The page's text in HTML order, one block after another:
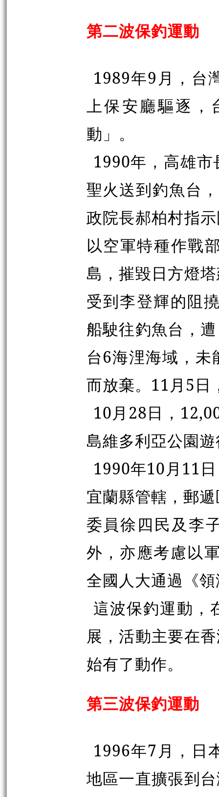
第二波保釣運動
1989年9月，台
上保安廳驅逐，
動」。
1990年，高雄
聖火送到釣魚台
政院長郝柏村指
以空軍特種作戰
島，摧毀日方燈
受到李登輝的阻
船駛往釣魚台，
台6海浬海域，
而放棄。11月5日
10月28日，
島維多利亞公園
1990年10月11
宜蘭縣管轄，郵
委員徐四民及李
外，亦應考慮以
全國人大通過《
這波保釣運動，
展，活動主要在
始有了動作。
第三波保釣運動
1996年7月，日
地區一直擴張到